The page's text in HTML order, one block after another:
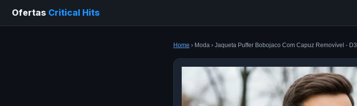
Ofertas Critical Hits
Home › Moda › Jaqueta Puffer Bobojaco Com Capuz Removível - D3